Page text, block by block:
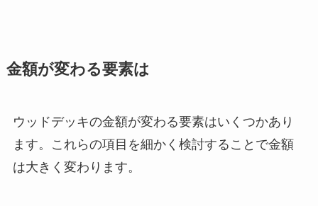
金額が変わる要素は
ウッドデッキの金額が変わる要素はいくつかあり
ます。これらの項目を細かく検討することで金額
は大きく変わります。